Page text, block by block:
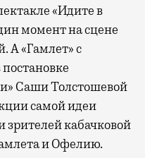
«Идите в
момент на сцене
А «Гамлет» с
Саши Толстошевой
самой идеи
кабачковой
и Офелию.